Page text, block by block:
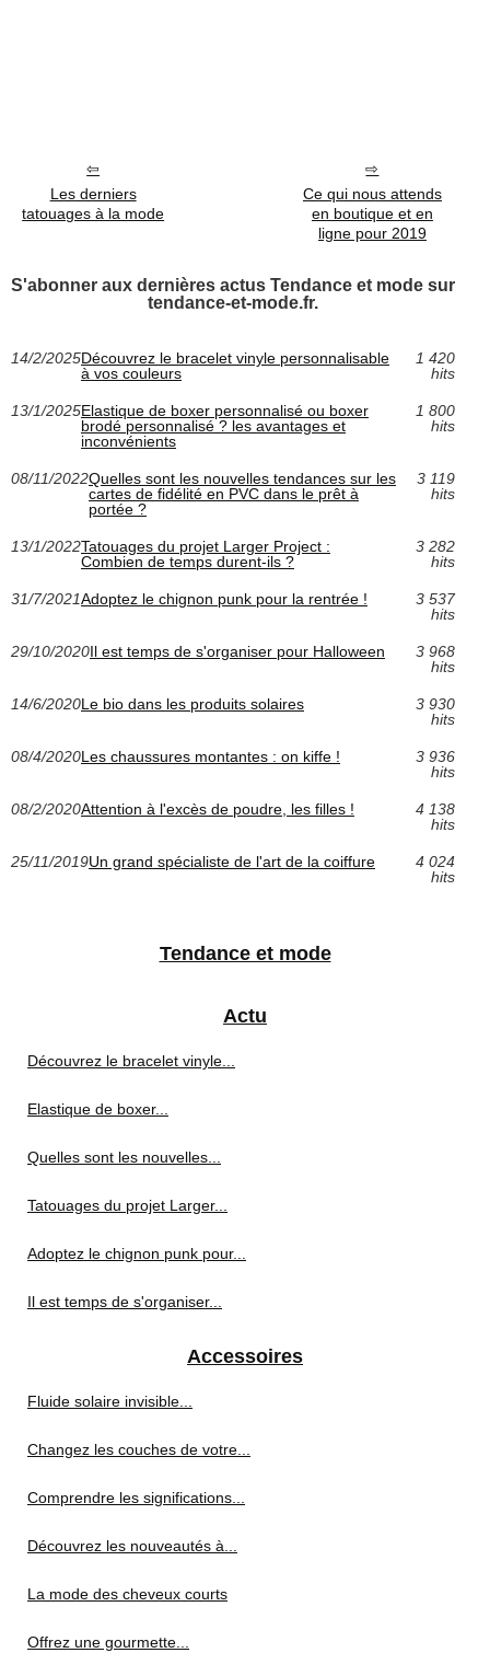
Les derniers
tatouages à la mode
Ce qui nous attends
en boutique et en
ligne pour 2019
S'abonner aux dernières actus Tendance et mode sur
tendance-et-mode.fr.
14/2/2025Découvrez le bracelet vinyle personnalisable
à vos couleurs
1 420
hits
13/1/2025Elastique de boxer personnalisé ou boxer
brodé personnalisé ? les avantages et
inconvénients
1 800
hits
08/11/2022Quelles sont les nouvelles tendances sur les
cartes de fidélité en PVC dans le prêt à
portée ?
3 119
hits
13/1/2022Tatouages du projet Larger Project :
Combien de temps durent-ils ?
3 282
hits
31/7/2021Adoptez le chignon punk pour la rentrée !
3 537
hits
29/10/2020Il est temps de s'organiser pour Halloween
3 968
hits
14/6/2020Le bio dans les produits solaires
3 930
hits
08/4/2020Les chaussures montantes : on kiffe !
3 936
hits
08/2/2020Attention à l'excès de poudre, les filles !
4 138
hits
25/11/2019Un grand spécialiste de l'art de la coiffure
4 024
hits
Tendance et mode
Actu
Découvrez le bracelet vinyle...
Elastique de boxer...
Quelles sont les nouvelles...
Tatouages du projet Larger...
Adoptez le chignon punk pour...
Il est temps de s'organiser...
Accessoires
Fluide solaire invisible...
Changez les couches de votre...
Comprendre les significations...
Découvrez les nouveautés à...
La mode des cheveux courts
Offrez une gourmette...